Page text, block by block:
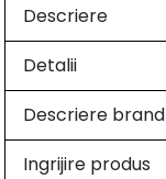
Descriere
Detalii
Descriere brand
Ingrijire produs